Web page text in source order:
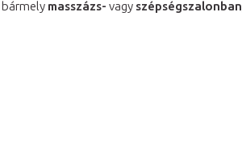
bármely masszázs- vagy szépségszalonban